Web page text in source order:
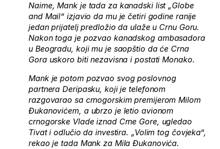
Naime, Mank je tada za kanadski list „Globe
and Mail“ izjavio da mu je četiri godine ranije
jedan prijatelj predložio da ulaže u Crnu Goru.
Nakon toga je pozvao kanadskog ambasadora
u Beogradu, koji mu je saopštio da će Crna
Gora uskoro biti nezavisna i postati Monako.
Mank je potom pozvao svog poslovnog
partnera Deripasku, koji je telefonom
razgovarao sa crnogorskim premijerom Milom
Đukanovićem, a ubrzo je letio avionom
crnogorske Vlade iznad Crne Gore, ugledao
Tivat i odlučio da investira. „Volim tog čovjeka“,
rekao je tada Mank za Mila Đukanovića.